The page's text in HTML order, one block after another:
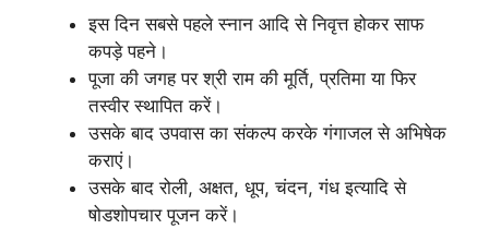
इस दिन सबसे पहले स्नान आदि से निवृत्त होकर साफ
कपड़े पहने।
पूजा की जगह पर श्री राम की मूर्ति, प्रतिमा या फिर
तस्वीर स्थापित करें।
उसके बाद उपवास का संकल्प करके गंगाजल से अभिषेक
कराएं।
उसके बाद रोली, अक्षत, धूप, चंदन, गंध इत्यादि से
षोडशोपचार पूजन करें।